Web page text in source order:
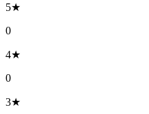
5★
0
4★
0
3★